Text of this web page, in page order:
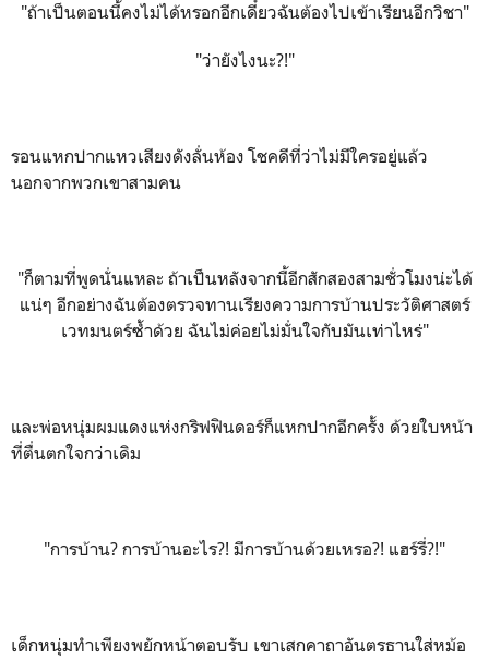
"ถ้าเป็นตอนนี้คงไม่ได้หรอกอีกเดี๋ยวฉันต้องไปเข้าเรียนอีกวิชา"
"ว่ายังไงนะ?!"
รอนแหกปากแหวเสียงดังลั่นห้อง โชคดีที่ว่าไม่มีใครอยู่แล้ว
นอกจากพวกเขาสามคน
"ก็ตามที่พูดนั่นแหละ ถ้าเป็นหลังจากนี้อีกสักสองสามชั่วโมงน่ะได้
แน่ๆ อีกอย่างฉันต้องตรวจทานเรียงความการบ้านประวัติศาสตร์
เวทมนตร์ซ้ำด้วย ฉันไม่ค่อยไม่มั่นใจกับมันเท่าไหร่"
และพ่อหนุ่มผมแดงแห่งกริฟฟินดอร์ก็แหกปากอีกครั้ง ด้วยใบหน้า
ที่ตื่นตกใจกว่าเดิม
"การบ้าน? การบ้านอะไร?! มีการบ้านด้วยเหรอ?! แฮร์รี่?!"
เด็กหนุ่มทำเพียงพยักหน้าตอบรับ เขาเสกคาถาอันตรธานใส่หม้อ